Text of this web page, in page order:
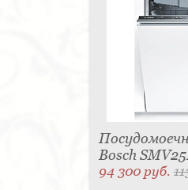
Bosch
94 300 руб.